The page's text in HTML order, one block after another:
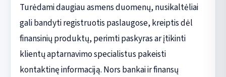
Turėdami daugiau asmens duomenų, nusikaltėliai
gali bandyti registruotis paslaugose, kreiptis dėl
finansinių produktų, perimti paskyras ar įtikinti
klientų aptarnavimo specialistus pakeisti
kontaktinę informaciją. Nors bankai ir finansų